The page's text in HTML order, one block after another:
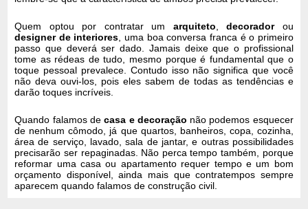
Quem optou por contratar um arquiteto ,decoradorou
designer de interiores , uma boa conversa franca é o primeiro
passo que deverá ser dado. Jamais deixe que o profissional
tome as rédeas de tudo, mesmo porque é fundamental que o
toque pessoal prevalece. Contudo isso não significa que você
não deva ouvi-los, pois eles sabem de todas as tendências e
darão toques incríveis.
Quando falamos decasa e decoração não podemos esquecer
de nenhum cômodo, já que quartos, banheiros, copa, cozinha,
área de serviço, lavado, sala de jantar, e outras possibilidades
precisarão ser repaginadas. Não perca tempo também, porque
reformar uma casa ou apartamento requer tempo e um bom
orçamento disponível, ainda mais que contratempos sempre
aparecem quando falamos de construção civil.